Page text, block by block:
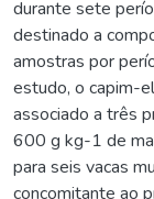
durante sete
destinado a
amostras por
estudo, o capim-
associado a três
600 g kg-1 de
para seis vacas
concomitante ao